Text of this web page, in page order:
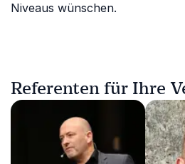
Niveaus wünschen.
Referenten für Ihre